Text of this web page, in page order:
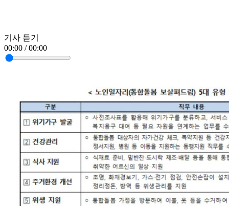
기사 듣기
00:00 / 00:00